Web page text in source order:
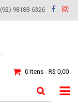
(92) 98188-6326
0 Itens - R$ 0,00